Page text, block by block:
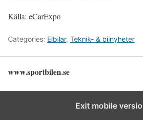
Källa: eCarExpo
Categories: Elbilar, Teknik- & bilnyheter
www.sportbilen.se
Exit mobile